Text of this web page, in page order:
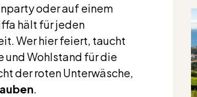
oder auf einem
hält für jeden
Wer hier feiert, taucht
und Wohlstand für die
der roten Unterwäsche,
.